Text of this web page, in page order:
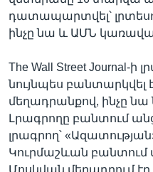
դատապարտվել՝
ինչը նա և ԱՄՆ
The Wall Street Journal-ի
նույնպես բանտարկվել
մեղադրանքով, ինչը նա
Լրագրողը բանտում
լրագրող՝
Կուրմաշևան բանտում
Մոսկվան մեղադրում